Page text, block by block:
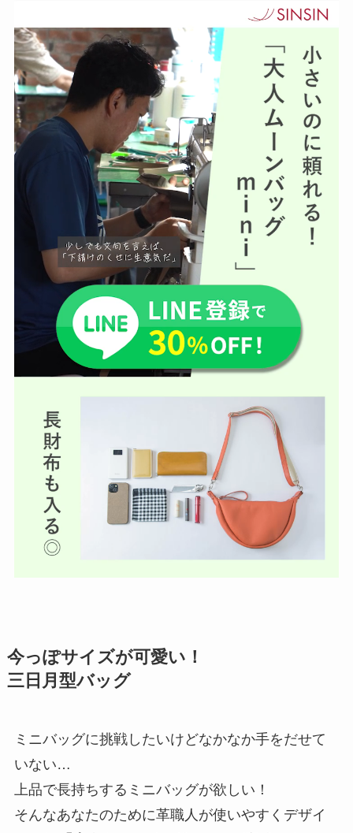
今っぽサイズが可愛い！
三日月型バッグ
ミニバッグに挑戦したいけどなかなか手をだせて
いない…
上品で長持ちするミニバッグが欲しい！
そんなあなたのために革職人が使いやすくデザイ